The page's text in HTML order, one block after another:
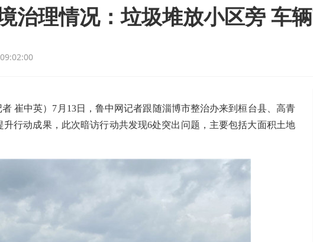
治理情况：垃圾堆放小区旁 车
者 崔中英）7月13日，鲁中网记者跟随淄博市整治办来到桓台县、高青
行动成果，此次暗访行动共发现6处突出问题，主要包括大面积土地